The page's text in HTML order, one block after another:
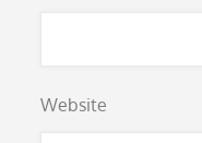
Website